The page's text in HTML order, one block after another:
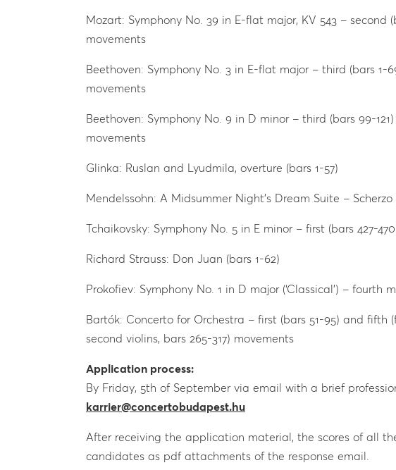
Mozart: Symphony No. 39 in E-flat major, KV 543 – second
movements
Beethoven: Symphony No. 3 in E-flat major – third (bars 1-
movements
Beethoven: Symphony No. 9 in D minor – third (bars 99-
movements
Glinka: Ruslan and Lyudmila, overture (bars 1-57)
Mendelssohn: A Midsummer Night’s Dream Suite – Scherzo
Tchaikovsky: Symphony No. 5 in E minor – first (bars 427-
Richard Strauss: Don Juan (bars 1-62)
Prokofiev: Symphony No. 1 in D major (‘Classical’) – fourth
Bartók: Concerto for Orchestra – first (bars 51-95) and fifth
second violins, bars 265-317) movements
Application process:
By Friday, 5th of September via email with a brief
karrier@concertobudapest.hu
After receiving the application material, the scores of all
candidates as pdf attachments of the response email.